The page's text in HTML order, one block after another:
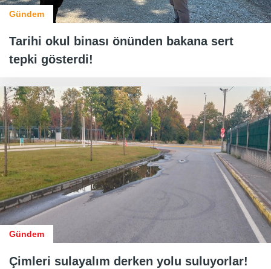
Gündem
Tarihi okul binası önünden bakana sert
tepki gösterdi!
Gündem
Çimleri sulayalım derken yolu suluyorlar!